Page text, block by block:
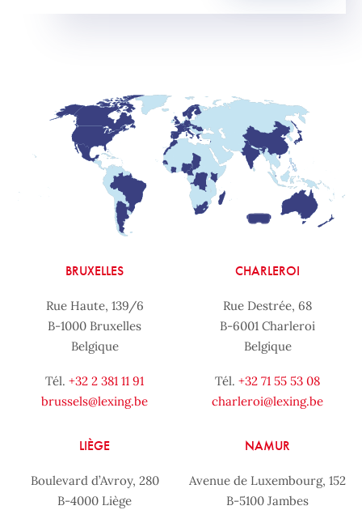
BRUXELLES
Rue Haute, 139/6
B-1000 Bruxelles
Belgique
Tél. +32 2 381 11 91
brussels@lexing.be
CHARLEROI
Rue Destrée, 68
B-6001 Charleroi
Belgique
Tél. +32 71 55 53 08
charleroi@lexing.be
LIÈGE
Boulevard d’Avroy, 280
B-4000 Liège
NAMUR
Avenue de Luxembourg, 152
B-5100 Jambes